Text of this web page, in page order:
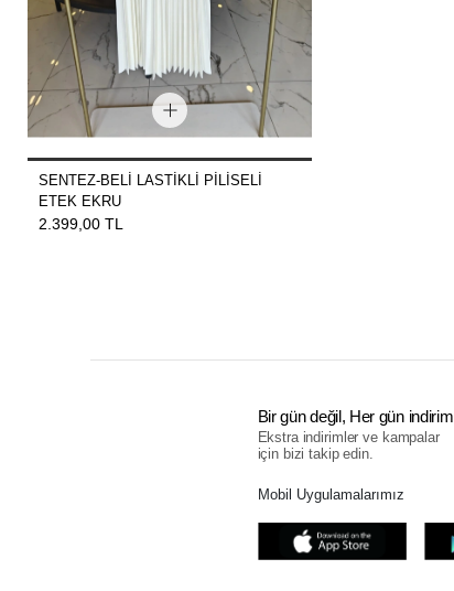
SENTEZ-BELİ LASTİKLİ PİLİSELİ
ETEK EKRU
2.399,00 TL
Bir gün değil, Her gün indirim
Ekstra indirimler ve kampalar
için bizi takip edin.
Mobil Uygulamalarımız